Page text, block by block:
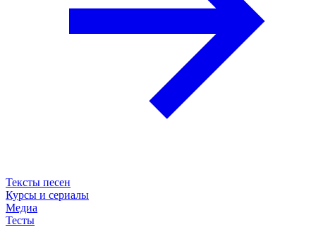
Тексты песен
Курсы и сериалы
Медиа
Тесты